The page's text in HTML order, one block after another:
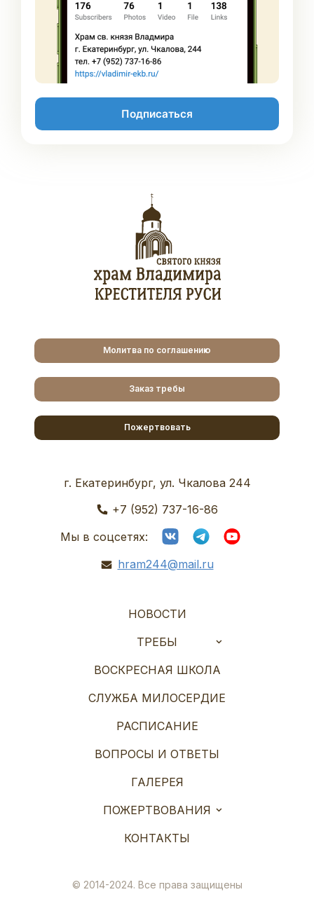
Подписаться
Молитва по соглашению
Заказ требы
Пожертвовать
г. Екатеринбург, ул. Чкалова 244
+7 (952) 737-16-86
Мы в соцсетях:
hram244@mail.ru
НОВОСТИ
ТРЕБЫ
ВОСКРЕСНАЯ ШКОЛА
СЛУЖБА МИЛОСЕРДИЕ
РАСПИСАНИЕ
ВОПРОСЫ И ОТВЕТЫ
ГАЛЕРЕЯ
ПОЖЕРТВОВАНИЯ
КОНТАКТЫ
© 2014-2024. Все права защищены